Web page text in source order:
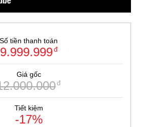
Số tiền thanh toán
9.999.999đ
Giá gốc
đ
Tiết kiệm
-17%